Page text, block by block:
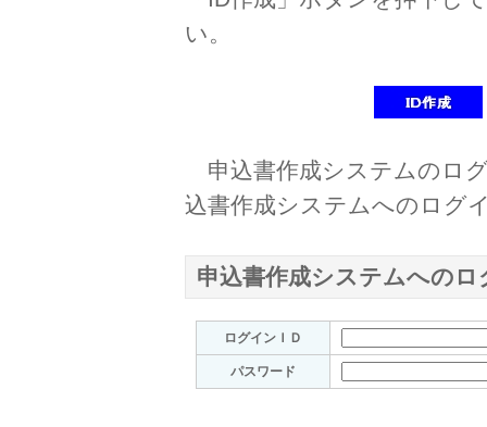
い。
申込書作成システムのロ
込書作成システムへのログ
申込書作成システムへのロ
ログインＩＤ
パスワード